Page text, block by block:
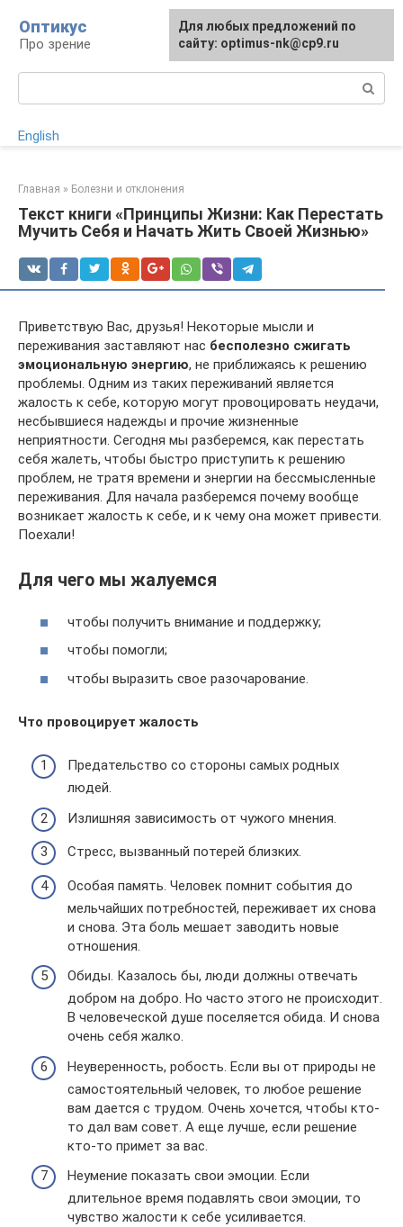
контенту
Оптикус
Про зрение
English
Главная » Болезни и отклонения
Текст книги «Принципы Жизни: Как Перестать
Мучить Себя и Начать Жить Своей Жизнью»
Приветствую Вас, друзья! Некоторые мысли и
переживания заставляют нас бесполезно сжигать
эмоциональную энергию, не приближаясь к решению
проблемы. Одним из таких переживаний является
жалость к себе, которую могут провоцировать неудачи,
несбывшиеся надежды и прочие жизненные
неприятности. Сегодня мы разберемся, как перестать
себя жалеть, чтобы быстро приступить к решению
проблем, не тратя времени и энергии на бессмысленные
переживания. Для начала разберемся почему вообще
возникает жалость к себе, и к чему она может привести.
Поехали!
Для чего мы жалуемся
чтобы получить внимание и поддержку;
чтобы помогли;
чтобы выразить свое разочарование.
Что провоцирует жалость
Предательство со стороны самых родных
людей.
Излишняя зависимость от чужого мнения.
Стресс, вызванный потерей близких.
Особая память. Человек помнит события до
мельчайших потребностей, переживает их снова
и снова. Эта боль мешает заводить новые
отношения.
Обиды. Казалось бы, люди должны отвечать
добром на добро. Но часто этого не происходит.
В человеческой душе поселяется обида. И снова
очень себя жалко.
Неуверенность, робость. Если вы от природы не
самостоятельный человек, то любое решение
вам дается с трудом. Очень хочется, чтобы кто-
то дал вам совет. А еще лучше, если решение
кто-то примет за вас.
Неумение показать свои эмоции. Если
длительное время подавлять свои эмоции, то
чувство жалости к себе усиливается.
Для любых предложений по
сайту: optimus-nk@cp9.ru